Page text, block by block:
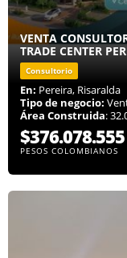
VENTA
TRADE CENTER
Consultorio
En: Pereira, Risaralda
Tipo de negocio:
Área Construida:
$376.078.555
PESOS COLOMBIANOS